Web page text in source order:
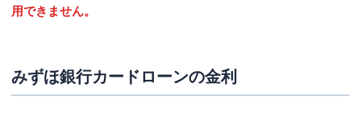
用できません。
みずほ銀行カードローンの金利